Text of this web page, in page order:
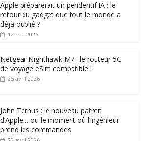
Apple préparerait un pendentif IA : le
retour du gadget que tout le monde a
déjà oublié ?
12 mai 2026
Netgear Nighthawk M7 : le routeur 5G
de voyage eSim compatible !
25 avril 2026
John Ternus : le nouveau patron
d’Apple… ou le moment où l’ingénieur
prend les commandes